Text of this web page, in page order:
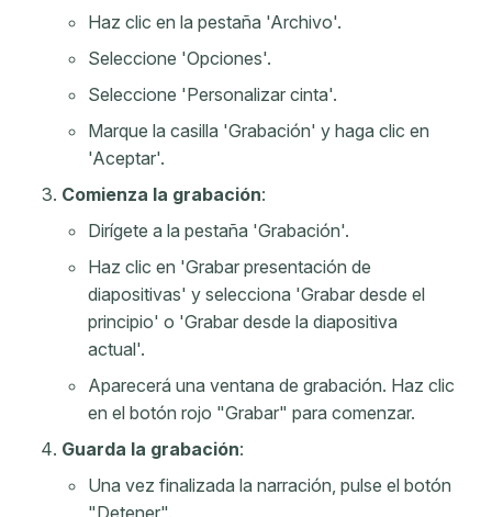
Haz clic en la pestaña 'Archivo'.
Seleccione 'Opciones'.
Seleccione 'Personalizar cinta'.
Marque la casilla 'Grabación' y haga clic en
'Aceptar'.
Comienza la grabación:
Dirígete a la pestaña 'Grabación'.
Haz clic en 'Grabar presentación de
diapositivas' y selecciona 'Grabar desde el
principio' o 'Grabar desde la diapositiva
actual'.
Aparecerá una ventana de grabación. Haz clic
en el botón rojo "Grabar" para comenzar.
Guarda la grabación:
Una vez finalizada la narración, pulse el botón
"Detener".